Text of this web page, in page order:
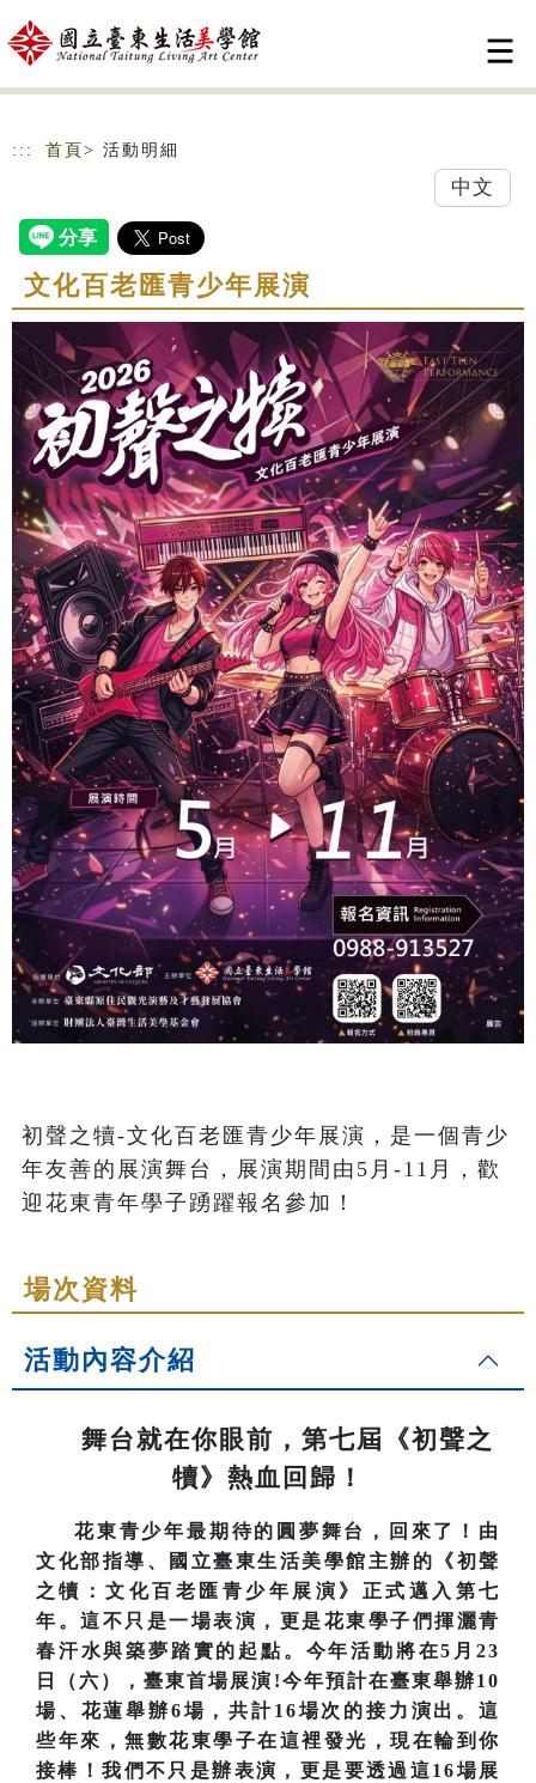
跳到主要內容
網站導覽
::: 首頁 > 活動明細
中文
文化百老匯青少年展演
初聲之犢-文化百老匯青少年展演，是一個青少
年友善的展演舞台，展演期間由5月-11月，歡
迎花東青年學子踴躍報名參加！
場次資料
活動內容介紹
舞台就在你眼前，第七屆《初聲之
犢》熱血回歸！
花東青少年最期待的圓夢舞台，回來了！由
文化部指導、國立臺東生活美學館主辦的《初聲
之犢：文化百老匯青少年展演》正式邁入第七
年。這不只是一場表演，更是花東學子們揮灑青
春汗水與築夢踏實的起點。今年活動將在5月23
日（六），臺東首場展演!今年預計在臺東舉辦10
場、花蓮舉辦6場，共計16場次的接力演出。這
些年來，無數花東學子在這裡發光，現在輪到你
接棒！我們不只是辦表演，更是要透過這16場展